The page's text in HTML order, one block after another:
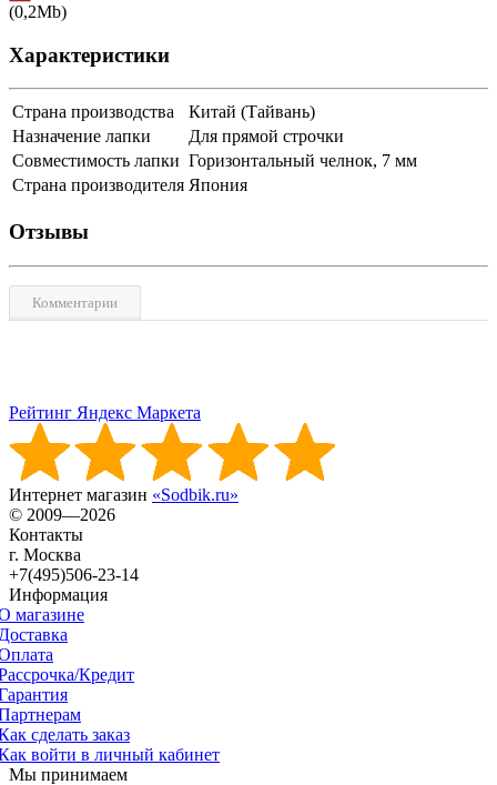
(0,2Mb)
Характеристики
Страна производства
Китай (Тайвань)
Назначение лапки
Для прямой строчки
Совместимость лапки Горизонтальный челнок, 7 мм
Страна производителя Япония
Отзывы
Комментарии
Рейтинг Яндекс Маркета
Интернет магазин «Sodbik.ru»
© 2009—2026
Контакты
г. Москва
+7(495)506-23-14
Информация
магазине
Кредит
сделать заказ
войти в личный кабинет
Мы принимаем